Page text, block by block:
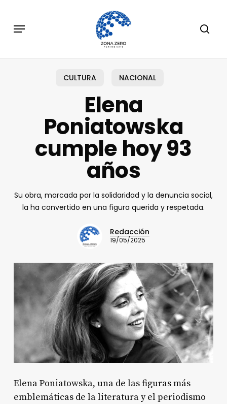
main
Menu
CULTURA NACIONAL
Elena
Poniatowska
cumple hoy 93
años
Su obra, marcada por la solidaridad y la denuncia social,
la ha convertido en una figura querida y respetada.
Redacción
19/05/2025
Elena Poniatowska, una de las figuras más
emblemáticas de la literatura y el periodismo